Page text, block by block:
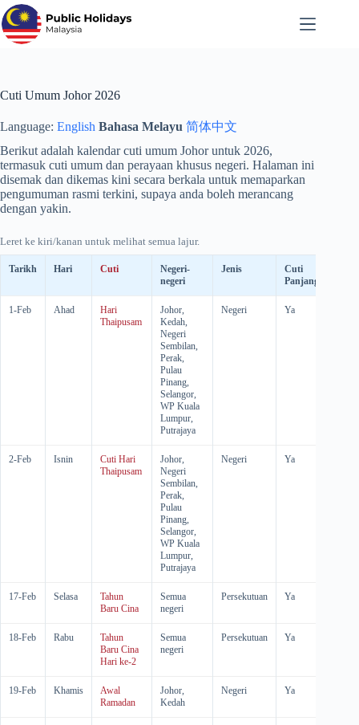
Langkau
ke
kandungan
Cuti Umum Johor 2026
Language: English Bahasa Melayu 简体中文
Berikut adalah kalendar cuti umum Johor untuk 2026,
termasuk cuti umum dan perayaan khusus negeri. Halaman ini
disemak dan dikemas kini secara berkala untuk memaparkan
pengumuman rasmi terkini, supaya anda boleh merancang
dengan yakin.
Leret ke kiri/kanan untuk melihat semua lajur.
Tarikh Hari Cuti
Negeri-
negeri
Jenis
Cuti
Panjang
1-Feb Ahad
Hari
Thaipusam
Johor,
Kedah,
Negeri
Sembilan,
Perak,
Pulau
Pinang,
Selangor,
WP Kuala
Lumpur,
Putrajaya
Negeri Ya
2-Feb Isnin
Cuti Hari
Thaipusam
Johor,
Negeri
Sembilan,
Perak,
Pulau
Pinang,
Selangor,
WP Kuala
Lumpur,
Putrajaya
Negeri Ya
17-Feb Selasa
Tahun
Baru Cina
Semua
negeri
Persekutuan Ya
18-Feb Rabu
Tahun
Baru Cina
Hari ke-2
Semua
negeri
Persekutuan Ya
19-Feb Khamis
Awal
Ramadan
Johor,
Kedah
Negeri Ya